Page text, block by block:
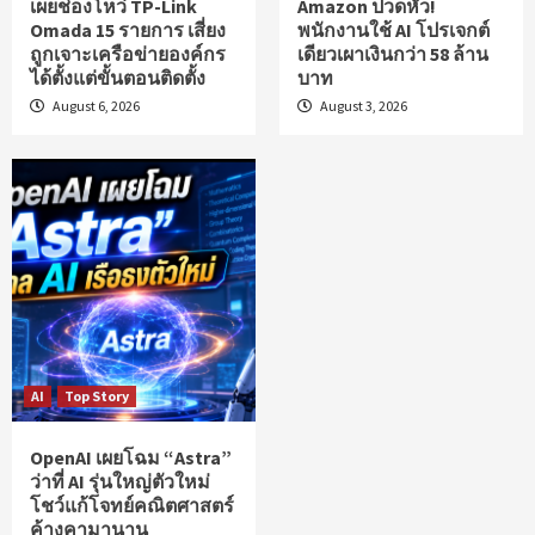
เผยช่องโหว่ TP-Link
Omada 15 รายการ เสี่ยง
ถูกเจาะเครือข่ายองค์กร
ได้ตั้งแต่ขั้นตอนติดตั้ง
August 6, 2026
Amazon ปวดหัว!
พนักงานใช้ AI โปรเจกต์
เดียวเผาเงินกว่า 58 ล้าน
บาท
August 3, 2026
AI Top Story
OpenAI เผยโฉม “Astra”
ว่าที่ AI รุ่นใหญ่ตัวใหม่
โชว์แก้โจทย์คณิตศาสตร์
ค้างคามานาน